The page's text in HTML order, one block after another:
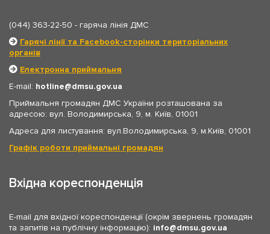
(044) 363-22-50 - гаряча лінія ДМС
Гарячі лінії та Facebook-сторінки територіальних
органів
Електронна приймальня
E-mail: hotline
dmsu.gov.ua
Приймальня громадян ДМС України розташована за
адресою: вул. Володимирська, 9, м. Київ, 01001
Адреса для листування: вул.Володимирська, 9, м.Київ, 01001
Графік роботи приймальні громадян
Вхідна кореспонденція
E-mail для вхідної кореспонденції (окрім звернень громадян
та запитів на публічну інформацію): info dmsu.gov.ua